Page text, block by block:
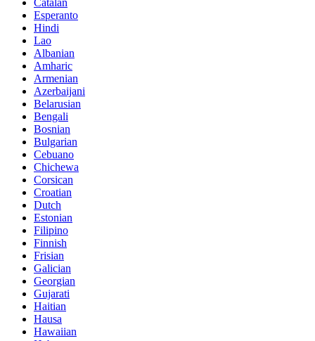
Catalan
Esperanto
Hindi
Lao
Albanian
Amharic
Armenian
Azerbaijani
Belarusian
Bengali
Bosnian
Bulgarian
Cebuano
Chichewa
Corsican
Croatian
Dutch
Estonian
Filipino
Finnish
Frisian
Galician
Georgian
Gujarati
Haitian
Hausa
Hawaiian